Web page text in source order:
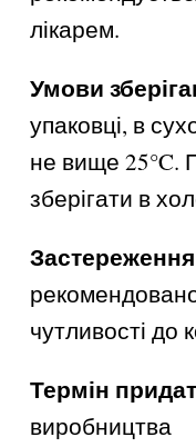
лікарем.
Умови
упаковці, в
не вище 25°C.
зберігати в
чутливості до
Термін
виробництва